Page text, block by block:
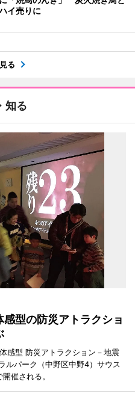
イ売りに
る
知る
型の防災アトラクショ
感型 防災アトラクション－地震
ルパーク（中野区中野4）サウス
催される。